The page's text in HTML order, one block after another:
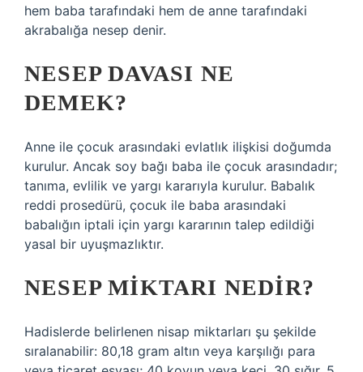
hem baba tarafındaki hem de anne tarafındaki
akrabalığa nesep denir.
NESEP DAVASI NE
DEMEK?
Anne ile çocuk arasındaki evlatlık ilişkisi doğumda
kurulur. Ancak soy bağı baba ile çocuk arasındadır;
tanıma, evlilik ve yargı kararıyla kurulur. Babalık
reddi prosedürü, çocuk ile baba arasındaki
babalığın iptali için yargı kararının talep edildiği
yasal bir uyuşmazlıktır.
NESEP MIKTARI NEDIR?
Hadislerde belirlenen nisap miktarları şu şekilde
sıralanabilir: 80,18 gram altın veya karşılığı para